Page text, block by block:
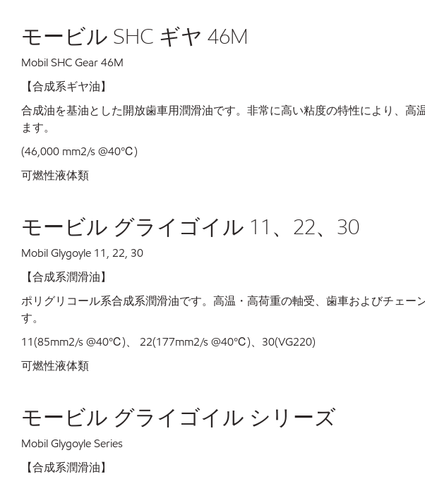
モービル SHC ギヤ 46M
Mobil SHC Gear 46M
【合成系ギヤ油】
合成油を基油とした開放歯車用潤滑油です。非常に高い粘度の特性により、高
ます。
(46,000 mm2/s @40℃)
可燃性液体類
モービル グライゴイル 11、22、30
Mobil Glygoyle 11, 22, 30
【合成系潤滑油】
ポリグリコール系合成系潤滑油です。高温・高荷重の軸受、歯車およびチェー
す。
11(85mm2/s @40℃)、 22(177mm2/s @40℃)、30(VG220)
可燃性液体類
モービル グライゴイル シリーズ
Mobil Glygoyle Series
【合成系潤滑油】